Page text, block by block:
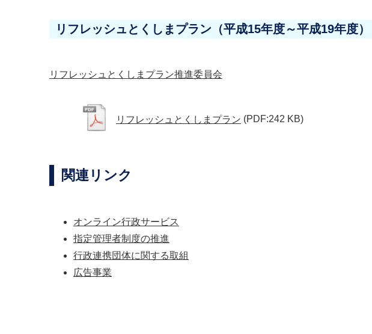
リフレッシュとくしまプラン（平成15年度～平成19年度）
リフレッシュとくしまプラン推進委員会
リフレッシュとくしまプラン (PDF:242 KB)
関連リンク
オンライン行政サービス
指定管理者制度の推進
行政連携団体に関する取組
広告事業